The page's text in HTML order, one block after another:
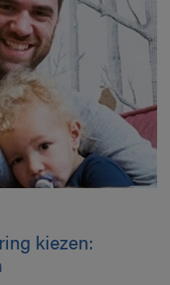
kiezen: